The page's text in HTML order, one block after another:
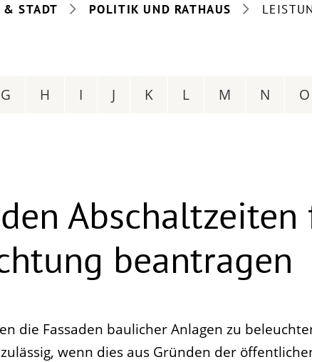
& STADT POLITIK UND RATHAUS
G H I J K L M N O
Abschaltzeiten
beantragen
die Fassaden baulicher Anlagen zu
wenn dies aus Gründen der